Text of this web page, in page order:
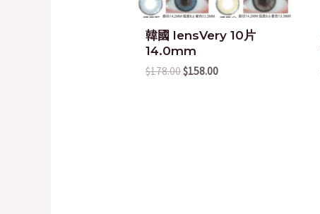
韓國 lensVery 10片
14.0mm
$178.00$158.00